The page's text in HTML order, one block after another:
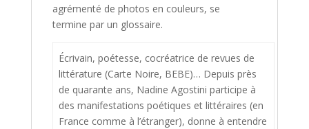
agrémenté de photos en couleurs, se
termine par un glossaire.
Écrivain, poétesse, cocréatrice de revues de
littérature (Carte Noire, BEBE)… Depuis près
de quarante ans, Nadine Agostini participe à
des manifestations poétiques et littéraires (en
France comme à l’étranger), donne à entendre